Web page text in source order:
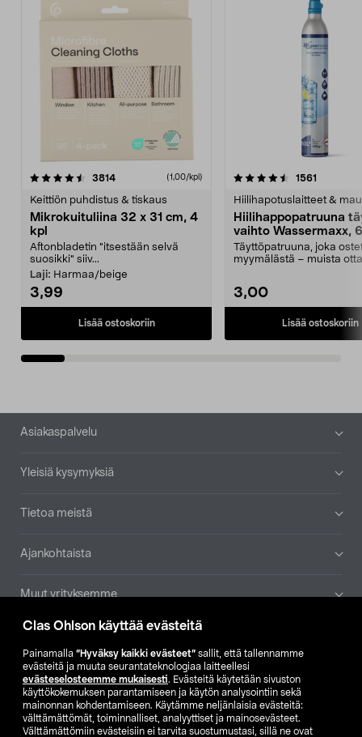
Clas Ohlson käyttää evästeitä
Painamalla ”Hyväksy kaikki evästeet” sallit, että tallennamme
evästeitä ja muuta seurantateknologiaa laitteellesi
evästeselosteemme mukaisesti. Evästeitä käytetään sivuston
käyttökokemuksen parantamiseen ja käytön analysointiin sekä
mainonnan kohdentamiseen. Käytämme neljänlaisia evästeitä:
välttämättömät, toiminnalliset, analyyttiset ja mainosevästeet.
Välttämättömiin evästeisiin ei tarvita suostumustasi, sillä ne ovat
3814arvostelut (1,00/kpl)
Keittiön puhdistus & tiskaus
Mikrokuituliina 32 x 31 cm, 4
kpl
Aftonbladetin "itsestään selvä
suosikki" siiv...
Laji: Harmaa/beige
3,99
Lisää ostoskoriin
4.5viidestä
1561
Hiilihapotuslaitteet &
Hiilihappopatruuna
vaihto Wassermaxx,
Täyttöpatruuna, joka
myymälästä – muista
3,00
Lisää ostoskoriin
4.5viidestä
Alatunniste
Asiakaspalvelu
Yleisiä kysymyksiä
Tietoa meistä
Ajankohtaista
Muut yrityksemme
Etsi myymälä
SE NO FI
FI SV